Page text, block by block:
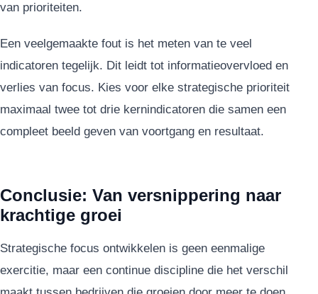
van prioriteiten.
Een veelgemaakte fout is het meten van te veel
indicatoren tegelijk. Dit leidt tot informatieovervloed en
verlies van focus. Kies voor elke strategische prioriteit
maximaal twee tot drie kernindicatoren die samen een
compleet beeld geven van voortgang en resultaat.
Conclusie: Van versnippering naar
krachtige groei
Strategische focus ontwikkelen is geen eenmalige
exercitie, maar een continue discipline die het verschil